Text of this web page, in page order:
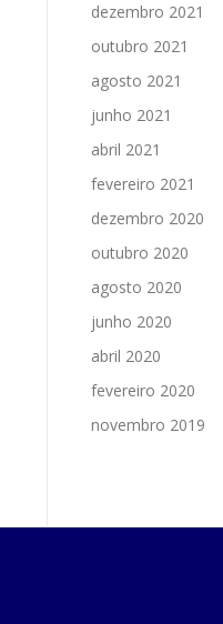
dezembro 2021
outubro 2021
agosto 2021
junho 2021
abril 2021
fevereiro 2021
dezembro 2020
outubro 2020
agosto 2020
junho 2020
abril 2020
fevereiro 2020
novembro 2019